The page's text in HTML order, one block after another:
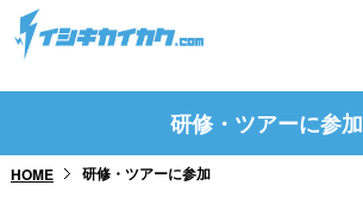
トップページ
研修・ツアーに参加
HOME 研修・ツアーに参加